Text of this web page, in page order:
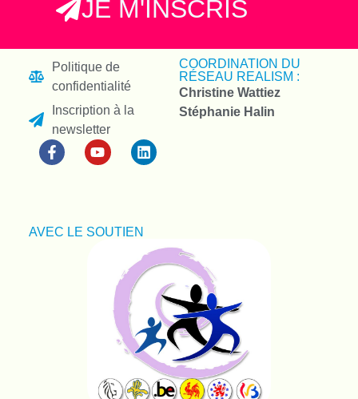
JE M'INSCRIS
Politique de
confidentialité
Inscription à la
newsletter
COORDINATION DU
RÉSEAU REALISM :
Christine Wattiez
Stéphanie Halin
AVEC LE SOUTIEN